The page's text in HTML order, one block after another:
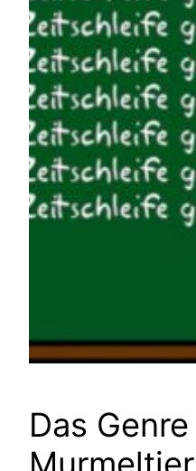
Das